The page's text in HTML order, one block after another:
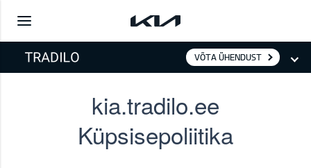
VÕTA ÜHENDUST
kia.tradilo.ee
Küpsisepoliitika